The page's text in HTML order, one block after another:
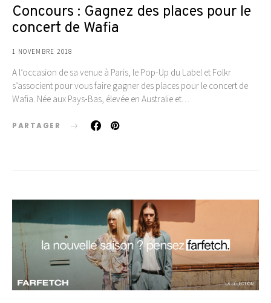
Concours : Gagnez des places pour le
concert de Wafia
1 NOVEMBRE 2018
A l’occasion de sa venue à Paris, le Pop-Up du Label et Folkr
s’associent pour vous faire gagner des places pour le concert de
Wafia. Née aux Pays-Bas, élevée en Australie et…
PARTAGER